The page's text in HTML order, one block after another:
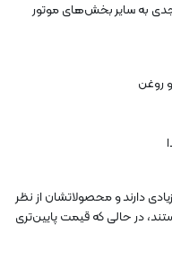
به سایر بخش‌های موتور
روغن
دارند و محصولاتشان از نظر
در حالی که قیمت پایین‌تری